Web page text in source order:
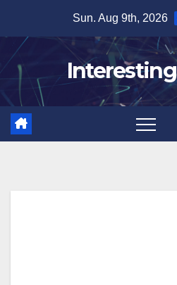
content
Sun. Aug 9th, 2026